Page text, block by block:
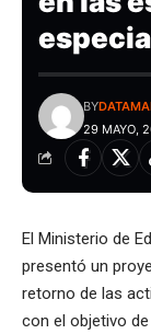
29 MAYO,
BY
El Ministerio de
presentó un
retorno de las
con el objetivo